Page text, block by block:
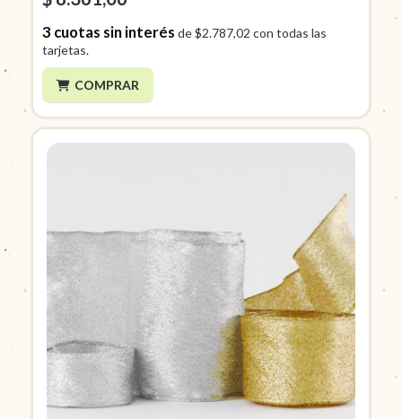
3cuotas sin interés de$2.787,02 con todas las
tarjetas.
COMPRAR